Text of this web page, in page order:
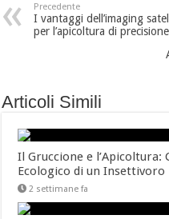
Precedente
I vantaggi dell’imaging
per l’apicoltura di precisione
Articoli Simili
Il Gruccione e l’Apicoltura:
Ecologico di un
2 settimane fa